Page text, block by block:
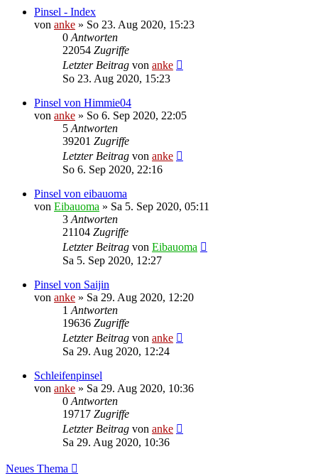
Pinsel - Index
von anke » So 23. Aug 2020, 15:23
0 Antworten
22054 Zugriffe
Letzter Beitrag von anke
So 23. Aug 2020, 15:23
Pinsel von Himmie04
von anke » So 6. Sep 2020, 22:05
5 Antworten
39201 Zugriffe
Letzter Beitrag von anke
So 6. Sep 2020, 22:16
Pinsel von eibauoma
von Eibauoma » Sa 5. Sep 2020, 05:11
3 Antworten
21104 Zugriffe
Letzter Beitrag von Eibauoma
Sa 5. Sep 2020, 12:27
Pinsel von Saijin
von anke » Sa 29. Aug 2020, 12:20
1 Antworten
19636 Zugriffe
Letzter Beitrag von anke
Sa 29. Aug 2020, 12:24
Schleifenpinsel
von anke » Sa 29. Aug 2020, 10:36
0 Antworten
19717 Zugriffe
Letzter Beitrag von anke
Sa 29. Aug 2020, 10:36
Neues Thema